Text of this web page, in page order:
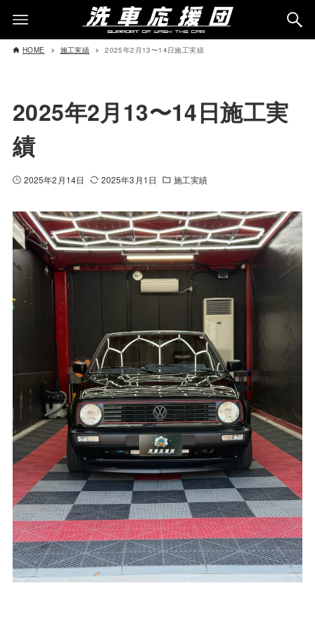
HOME 施工実績 2025年2月13〜14日施工実績
2025年2月13〜14日施工実
績
2025年2月14日 2025年3月1日 施工実績